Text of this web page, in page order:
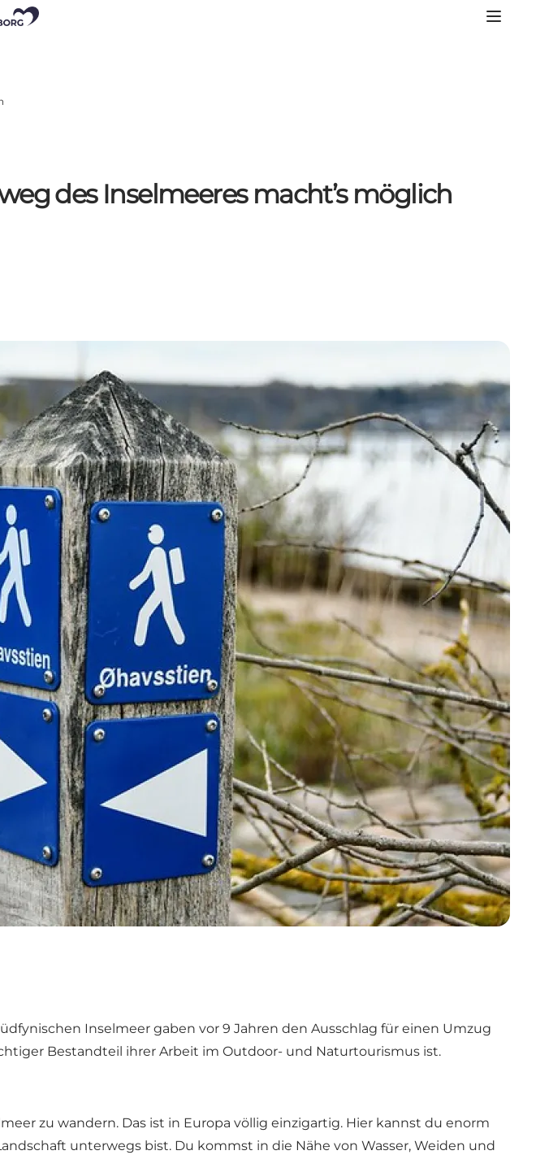
des Inselmeeres macht’s möglich
Inselmeer gaben vor 9 Jahren den Ausschlag für einen Umzug
Bestandteil ihrer Arbeit im Outdoor- und Naturtourismus ist.
zu wandern. Das ist in Europa völlig einzigartig. Hier kannst du enorm
unterwegs bist. Du kommst in die Nähe von Wasser, Weiden und